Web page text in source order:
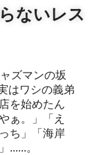
ないレス
はワシの義弟
を始めたん
ぁ。」「え
ち」「海岸
......。